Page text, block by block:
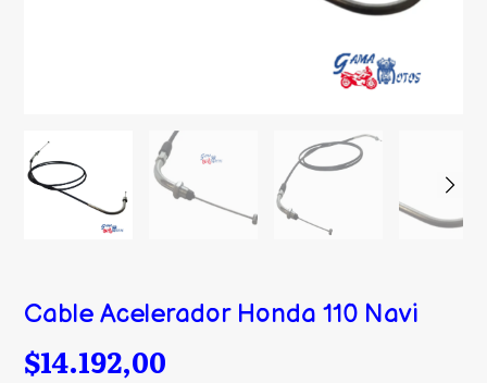
Cable Acelerador Honda 110 Navi
$14.192,00